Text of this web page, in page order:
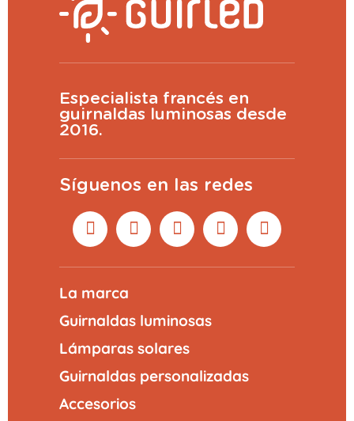
Especialista francés en
guirnaldas luminosas desde
2016.
Síguenos en las redes
La marca
Guirnaldas luminosas
Lámparas solares
Guirnaldas personalizadas
Accesorios